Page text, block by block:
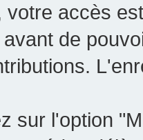
votre accès
de
sur l'option